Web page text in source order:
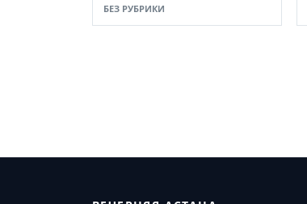
БЕЗ РУБРИКИ